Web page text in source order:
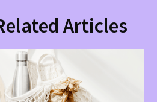
Articles